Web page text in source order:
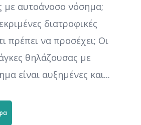
με αυτοάνοσο νόσημα;
διατροφικές
πρέπει να προσέχει; Οι
θηλάζουσας με
είναι αυξημένες και...